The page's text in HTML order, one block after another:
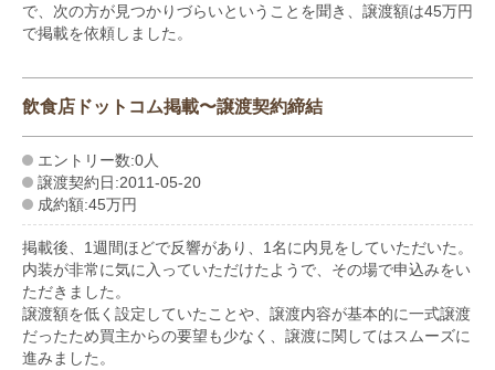
で、次の方が見つかりづらいということを聞き、譲渡額は45万円
で掲載を依頼しました。
飲食店ドットコム掲載〜譲渡契約締結
エントリー数:0人
譲渡契約日:2011-05-20
成約額:45万円
掲載後、1週間ほどで反響があり、1名に内見をしていただいた。
内装が非常に気に入っていただけたようで、その場で申込みをい
ただきました。
譲渡額を低く設定していたことや、譲渡内容が基本的に一式譲渡
だったため買主からの要望も少なく、譲渡に関してはスムーズに
進みました。